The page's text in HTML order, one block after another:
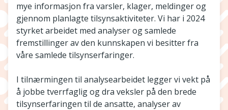
mye informasjon fra varsler, klager, meldinger og
gjennom planlagte tilsynsaktiviteter. Vi har i 2024
styrket arbeidet med analyser og samlede
fremstillinger av den kunnskapen vi besitter fra
våre samlede tilsynserfaringer.
I tilnærmingen til analysearbeidet legger vi vekt på
å jobbe tverrfaglig og dra veksler på den brede
tilsynserfaringen til de ansatte, analyser av